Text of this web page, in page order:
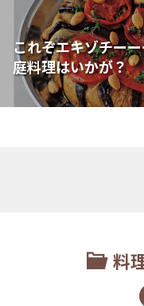
これぞエキゾチー
庭料理はいかが？
料